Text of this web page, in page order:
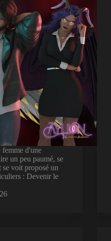
femme d'une
un peu paumé, se
se voit proposé un
: Devenir le